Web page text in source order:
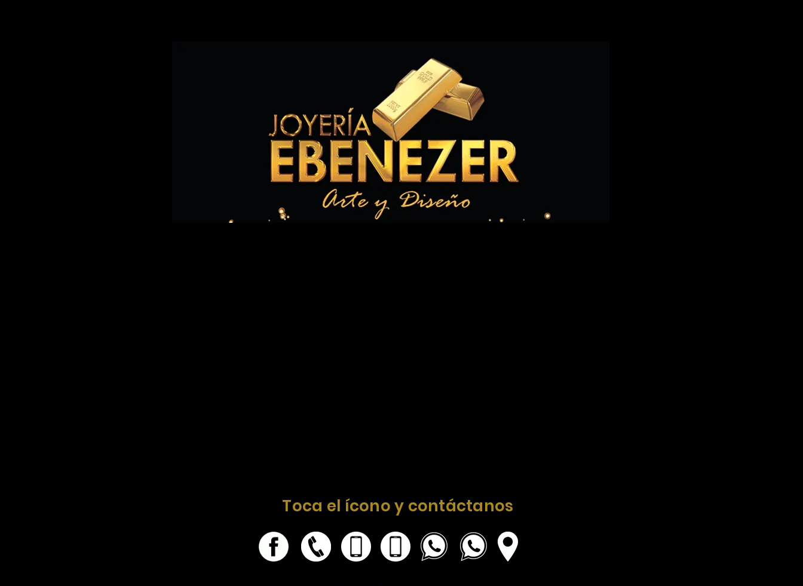
Toca el ícono y contáctanos